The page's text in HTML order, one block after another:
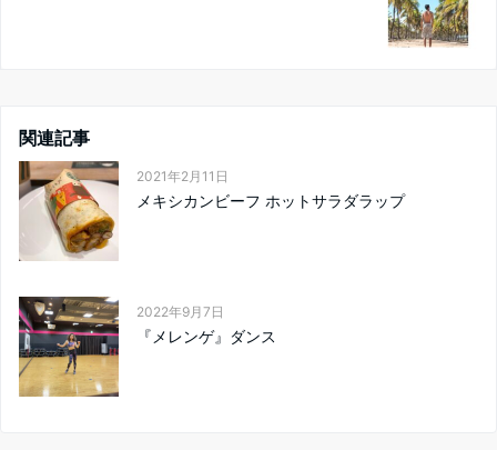
関連記事
2021年2月11日
メキシカンビーフ ホットサラダラップ
2022年9月7日
『メレンゲ』ダンス